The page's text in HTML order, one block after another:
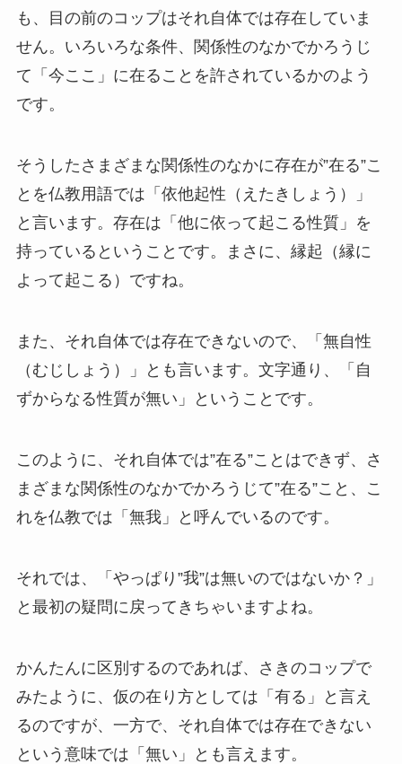
も、目の前のコップはそれ自体では存在していま
せん。いろいろな条件、関係性のなかでかろうじ
て「今ここ」に在ることを許されているかのよう
です。
そうしたさまざまな関係性のなかに存在が”在る”こ
とを仏教用語では「依他起性（えたきしょう）」
と言います。存在は「他に依って起こる性質」を
持っているということです。まさに、縁起（縁に
よって起こる）ですね。
また、それ自体では存在できないので、「無自性
（むじしょう）」とも言います。文字通り、「自
ずからなる性質が無い」ということです。
このように、それ自体では”在る”ことはできず、さ
まざまな関係性のなかでかろうじて”在る”こと、こ
れを仏教では「無我」と呼んでいるのです。
それでは、「やっぱり”我”は無いのではないか？」
と最初の疑問に戻ってきちゃいますよね。
かんたんに区別するのであれば、さきのコップで
みたように、仮の在り方としては「有る」と言え
るのですが、一方で、それ自体では存在できない
という意味では「無い」とも言えます。